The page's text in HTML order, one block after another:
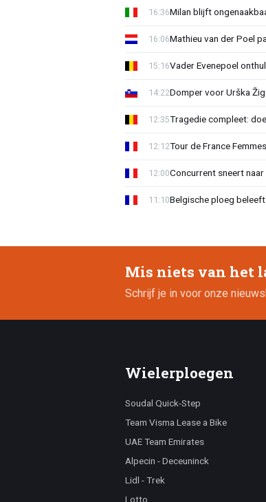
Milan blijft
16:36
Mathieu van der Poel
16:06
Vader Evenepoel
15:16
Domper voor Urška
14:22
Tragedie compleet:
12:35
Tour de France
12:12
Concurrent sneert
12:00
Belgische ploeg
11:10
Mis niets van het
Schrijf je in voor onze
Wielerploegen
Soudal Quick-Step
Team Visma Lease a Bike
UAE Team Emirates
Alpecin - Deceuninck
Lidl - Trek
Lotto